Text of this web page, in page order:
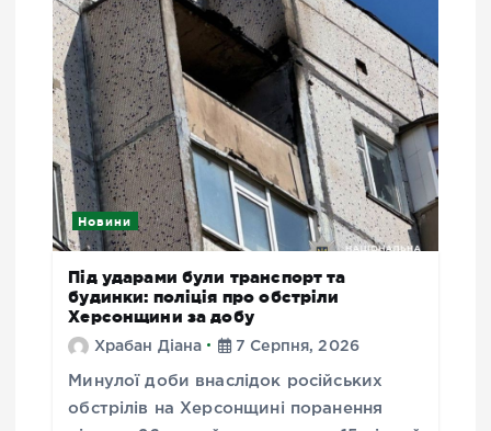
Новини
Під ударами були транспорт та
будинки: поліція про обстріли
Херсонщини за добу
Храбан Діана 7 Серпня, 2026
Минулої доби внаслідок російських
обстрілів на Херсонщині поранення